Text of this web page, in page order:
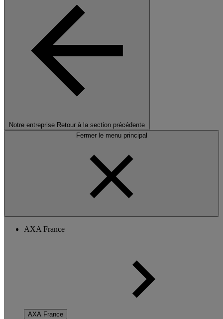
Notre entreprise Retour à la section précédente
Fermer le menu principal
AXA France
AXA France